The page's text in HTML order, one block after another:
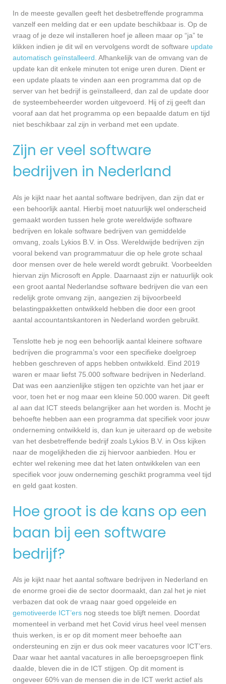
In de meeste gevallen geeft het desbetreffende programma
vanzelf een melding dat er een update beschikbaar is. Op de
vraag of je deze wil installeren hoef je alleen maar op “ja” te
klikken indien je dit wil en vervolgens wordt de software update
automatisch geïnstalleerd. Afhankelijk van de omvang van de
update kan dit enkele minuten tot enige uren duren. Dient er
een update plaats te vinden aan een programma dat op de
server van het bedrijf is geïnstalleerd, dan zal de update door
de systeembeheerder worden uitgevoerd. Hij of zij geeft dan
vooraf aan dat het programma op een bepaalde datum en tijd
niet beschikbaar zal zijn in verband met een update.
Zijn er veel software
bedrijven in Nederland
Als je kijkt naar het aantal software bedrijven, dan zijn dat er
een behoorlijk aantal. Hierbij moet natuurlijk wel onderscheid
gemaakt worden tussen hele grote wereldwijde software
bedrijven en lokale software bedrijven van gemiddelde
omvang, zoals Lykios B.V. in Oss. Wereldwijde bedrijven zijn
vooral bekend van programmatuur die op hele grote schaal
door mensen over de hele wereld wordt gebruikt. Voorbeelden
hiervan zijn Microsoft en Apple. Daarnaast zijn er natuurlijk ook
een groot aantal Nederlandse software bedrijven die van een
redelijk grote omvang zijn, aangezien zij bijvoorbeeld
belastingpakketten ontwikkeld hebben die door een groot
aantal accountantskantoren in Nederland worden gebruikt.
Tenslotte heb je nog een behoorlijk aantal kleinere software
bedrijven die programma’s voor een specifieke doelgroep
hebben geschreven of apps hebben ontwikkeld. Eind 2019
waren er maar liefst 75.000 software bedrijven in Nederland.
Dat was een aanzienlijke stijgen ten opzichte van het jaar er
voor, toen het er nog maar een kleine 50.000 waren. Dit geeft
al aan dat ICT steeds belangrijker aan het worden is. Mocht je
behoefte hebben aan een programma dat specifiek voor jouw
onderneming ontwikkeld is, dan kun je uiteraard op de website
van het desbetreffende bedrijf zoals Lykios B.V. in Oss kijken
naar de mogelijkheden die zij hiervoor aanbieden. Hou er
echter wel rekening mee dat het laten ontwikkelen van een
specifiek voor jouw onderneming geschikt programma veel tijd
en geld gaat kosten.
Hoe groot is de kans op een
baan bij een software
bedrijf?
Als je kijkt naar het aantal software bedrijven in Nederland en
de enorme groei die de sector doormaakt, dan zal het je niet
verbazen dat ook de vraag naar goed opgeleide en
gemotiveerde ICT’ers nog steeds toe blijft nemen. Doordat
momenteel in verband met het Covid virus heel veel mensen
thuis werken, is er op dit moment meer behoefte aan
ondersteuning en zijn er dus ook meer vacatures voor ICT’ers.
Daar waar het aantal vacatures in alle beroepsgroepen flink
daalde, bleven die in de ICT stijgen. Op dit moment is
ongeveer 60% van de mensen die in de ICT werkt actief als